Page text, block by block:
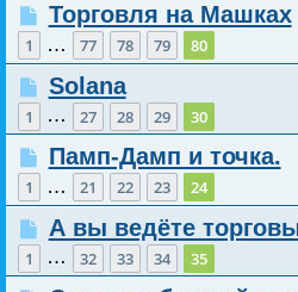
Торговля на Машках
1 … 77 78 79 80
Solana
1 … 27 28 29 30
Памп-Дамп и точка.
1 … 21 22 23 24
А вы ведёте
1 … 32 33 34 35